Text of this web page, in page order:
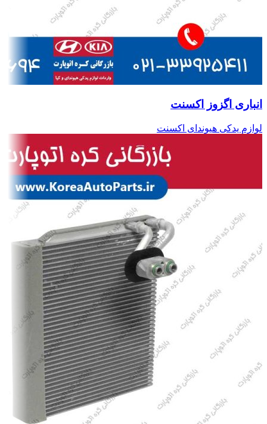
انباری اگزوز اکسنت
لوازم یدکی هیوندای اکسنت